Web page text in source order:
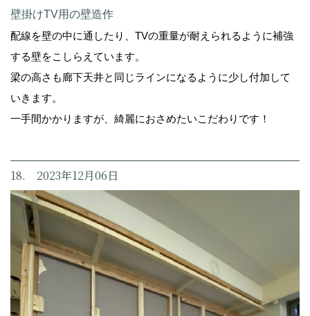
壁掛けTV用の壁造作
配線を壁の中に通したり、TVの重量が耐えられるように補強
する壁をこしらえています。
梁の高さも廊下天井と同じラインになるように少し付加して
いきます。
一手間かかりますが、綺麗におさめたいこだわりです！
18. 2023年12月06日